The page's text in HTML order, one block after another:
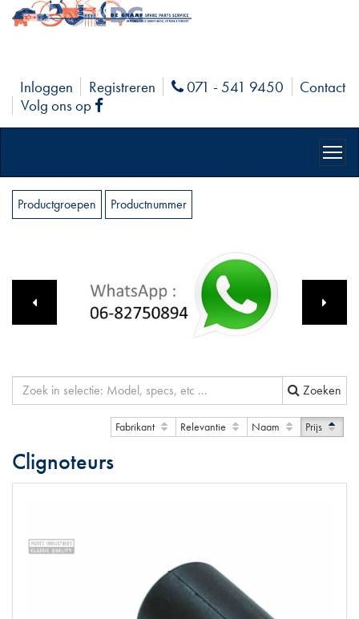
Inloggen Registreren Phone
071 - 541 9450
Contact
Volg ons op
Facebook
Productgroepen Productnummer
Zoeken
Fabrikant Relevantie Naam Prijs
Clignoteurs